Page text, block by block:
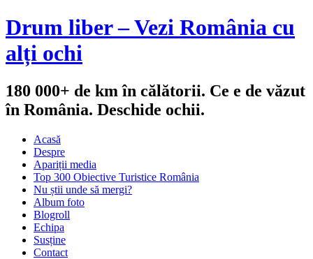
Drum liber – Vezi România cu
alți ochi
180 000+ de km în călătorii. Ce e de văzut
în România. Deschide ochii.
Acasă
Despre
Apariții media
Top 300 Obiective Turistice România
Nu știi unde să mergi?
Album foto
Blogroll
Echipa
Susține
Contact